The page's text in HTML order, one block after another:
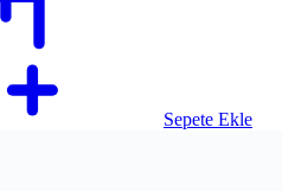
Sepete Ekle